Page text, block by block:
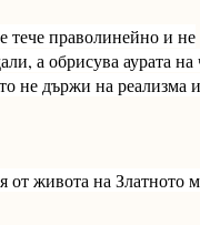
тече праволинейно и не
а обрисува аурата на
не държи на реализма
от живота на Златното